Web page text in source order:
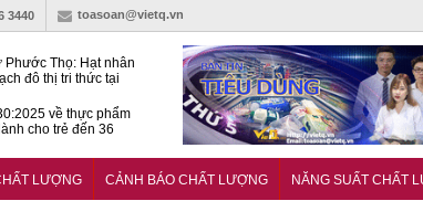
3440 toasoan@vietq.vn
Phước Thọ: Hạt nhân
đô thị tri thức tại
về thực phẩm
cho trẻ đến 36
hỗn hợp bê tông
LƯỢNG CẢNH BÁO CHẤT LƯỢNG NĂNG SUẤT CHẤT